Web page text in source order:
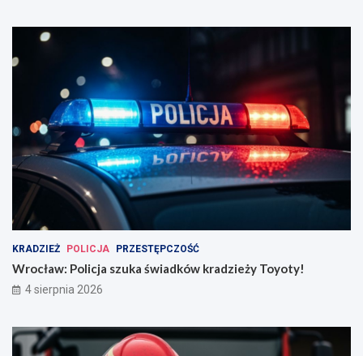
KRADZIEŻ POLICJA PRZESTĘPCZOŚĆ
Wrocław: Policja szuka świadków kradzieży Toyoty!
4 sierpnia 2026